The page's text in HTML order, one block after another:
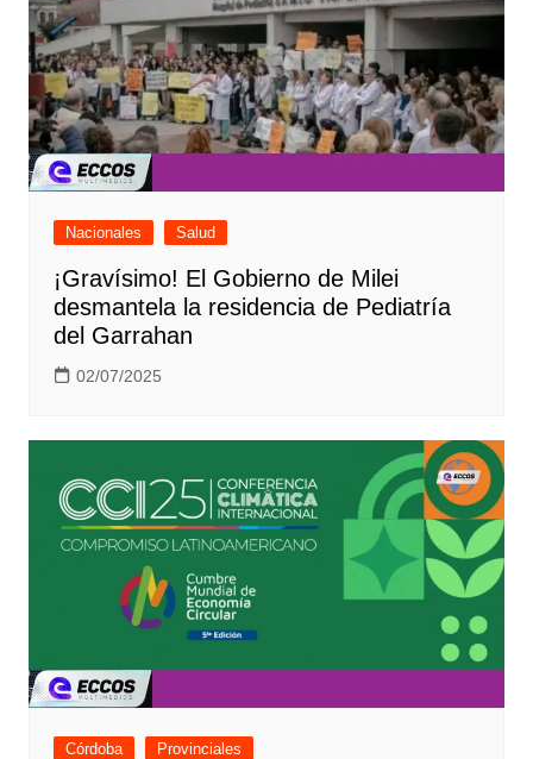
Nacionales Salud
¡Gravísimo! El Gobierno de Milei
desmantela la residencia de Pediatría
del Garrahan
02/07/2025
Córdoba Provinciales